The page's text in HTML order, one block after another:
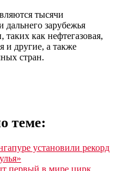
тысячи
зарубежья
таких как нефтегазовая,
и другие, а также
стран.
теме:
установили рекорд
первый в мире цирк